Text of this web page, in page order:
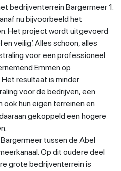
bedrijventerrein Bargermeer 1.
nu bijvoorbeeld het
Het project wordt uitgevoerd
veilig’. Alles schoon, alles
voor een professioneel
Emmen op
resultaat is minder
voor de bedrijven, een
hun eigen terreinen en
gekoppeld een hogere
tussen de Abel
Op dit oudere deel
grote bedrijventerrein is